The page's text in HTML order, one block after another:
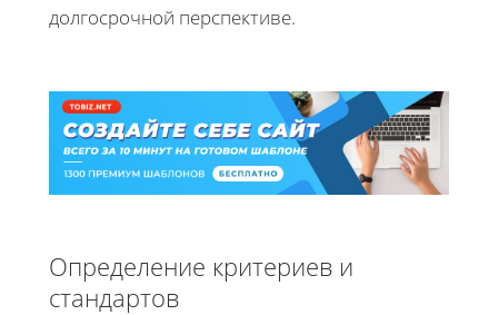
долгосрочной перспективе.
Определение критериев и
стандартов